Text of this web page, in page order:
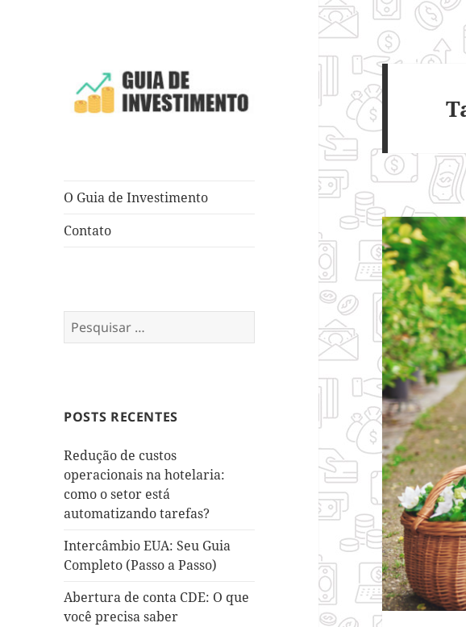
O Guia de Investimento
Contato
Pesquisar
por:
POSTS RECENTES
Redução de custos
operacionais na hotelaria:
como o setor está
automatizando tarefas?
Intercâmbio EUA: Seu Guia
Completo (Passo a Passo)
Abertura de conta CDE: O que
você precisa saber